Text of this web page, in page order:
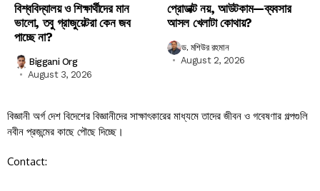
বিশ্ববিদ্যালয় ও শিক্ষার্থীদের মান
ভালো, তবু গ্রাজুয়েটরা কেন জব
পাচ্ছে না?
Biggani Org
August 3, 2026
প্রোডাক্ট নয়, আউটকাম—ব্যবসার
আসল খেলাটা কোথায়?
ড. মশিউর রহমান
August 2, 2026
বিজ্ঞানী অর্গ দেশ বিদেশের বিজ্ঞানীদের সাক্ষাৎকারের মাধ্যমে তাদের জীবন ও গবেষণার গল্পগুলি
নবীন প্রজন্মের কাছে পৌছে দিচ্ছে।
Contact: